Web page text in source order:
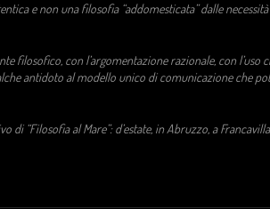
e non una filosofia “addomesticata” dalle
filosofico, con l’argomentazione razionale, con l’uso
antidoto al modello unico di comunicazione che
“Filosofia al Mare”: d’estate, in Abruzzo, a Francavilla